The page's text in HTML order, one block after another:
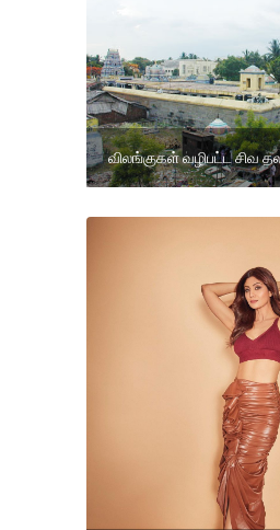
விலங்குகள் வழிபட்ட சிவ